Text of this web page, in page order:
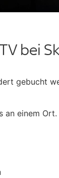
bei
gebucht
an einem Ort.